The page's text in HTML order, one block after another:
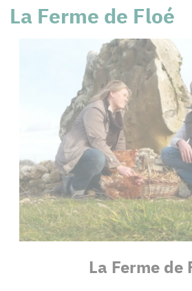
La Ferme de Floé
La Ferme de